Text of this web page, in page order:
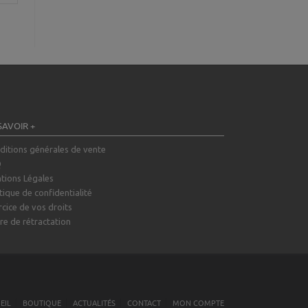
+
générales de vente
Légales
de confidentialité
de vos droits
de rétractation
BOUTIQUE ACTUALITÉS CONTACT MON COMPTE